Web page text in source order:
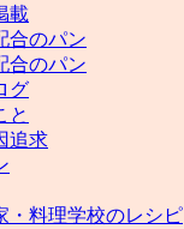
載
合のパン
合のパン
グ
と
追求
・料理学校のレシピ